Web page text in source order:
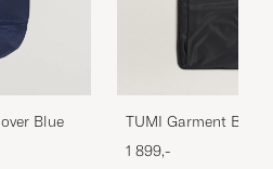
Blue
TUMI Garment Bag
1 899,-